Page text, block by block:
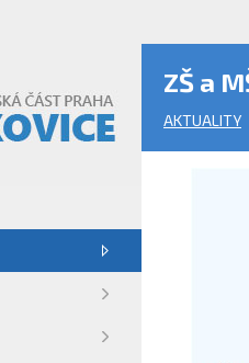
ZŠ a
AKTUALITY